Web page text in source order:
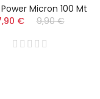
Micron 100 Mt
€
9,90 €